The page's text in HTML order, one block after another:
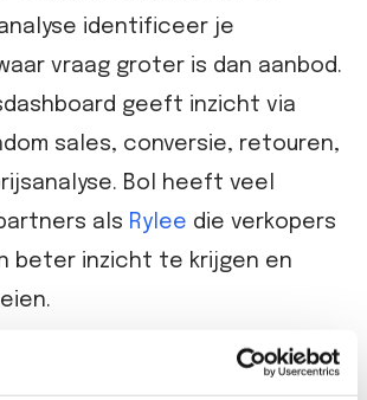
identificeer je
vraag groter is dan aanbod.
geeft inzicht via
sales, conversie, retouren,
Bol heeft veel
als Rylee die verkopers
beter inzicht te krijgen en
mondiale tooling met